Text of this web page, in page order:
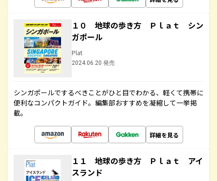
１０ 地球の歩き方 Ｐｌａｔ シン
ガポール
Plat
2024.06.20 発売
シンガポールでするべきことがひと目でわかる、軽くて携帯に
便利なコンパクトガイド。編集部おすすめを凝縮して一挙掲
載。
詳細を見る
１１ 地球の歩き方 Ｐｌａｔ アイ
スランド